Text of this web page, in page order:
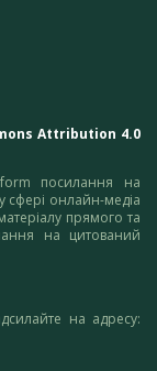
Attribution 4.0
посилання на
у сфері онлайн-медіа
прямого та
на цитований
на адресу: